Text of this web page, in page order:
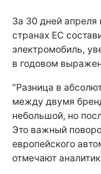
За 30 дней апреля
странах ЕС
электромобиль,
в годовом
"Разница в
между двумя
небольшой, но
Это важный
европейского
отмечают